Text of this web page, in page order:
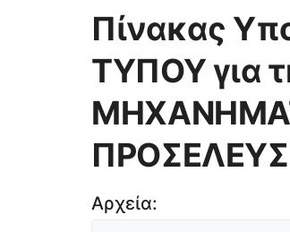
Πίνακας
ΤΥΠΟΥ για
Αρχεία: